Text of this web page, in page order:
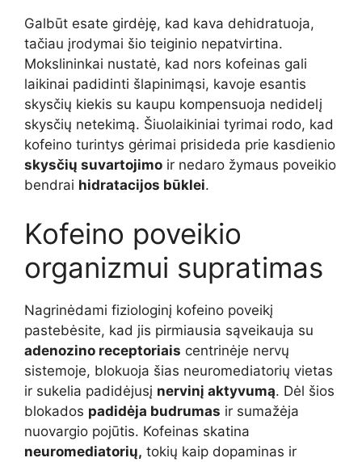
Galbūt esate girdėję, kad kava dehidratuoja,
tačiau įrodymai šio teiginio nepatvirtina.
Mokslininkai nustatė, kad nors kofeinas gali
laikinai padidinti šlapinimąsi, kavoje esantis
skysčių kiekis su kaupu kompensuoja nedidelį
skysčių netekimą. Šiuolaikiniai tyrimai rodo, kad
kofeino turintys gėrimai prisideda prie kasdienio
skysčių suvartojimo ir nedaro žymaus poveikio
bendrai hidratacijos būklei.
Kofeino poveikio
organizmui supratimas
Nagrinėdami fiziologinį kofeino poveikį
pastebėsite, kad jis pirmiausia sąveikauja su
adenozino receptoriais centrinėje nervų
sistemoje, blokuoja šias neuromediatorių vietas
ir sukelia padidėjusį nervinį aktyvumą. Dėl šios
blokados padidėja budrumas ir sumažėja
nuovargio pojūtis. Kofeinas skatina
neuromediatorių, tokių kaip dopaminas ir